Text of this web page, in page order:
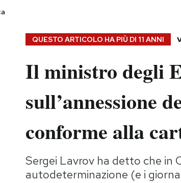
Storie/Idee
QUESTO ARTICOLO HA PIÙ DI 11 ANNI
Il ministro degli
sull’annessione
conforme alla
Sergei Lavrov ha detto che in
autodeterminazione (e i